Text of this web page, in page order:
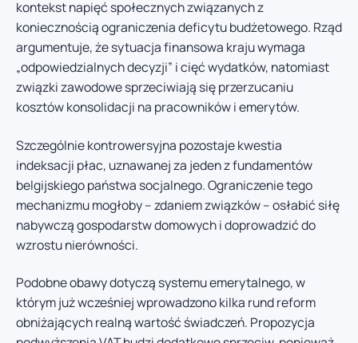
kontekst napięć społecznych związanych z
koniecznością ograniczenia deficytu budżetowego. Rząd
argumentuje, że sytuacja finansowa kraju wymaga
„odpowiedzialnych decyzji” i cięć wydatków, natomiast
związki zawodowe sprzeciwiają się przerzucaniu
kosztów konsolidacji na pracowników i emerytów.
Szczególnie kontrowersyjna pozostaje kwestia
indeksacji płac, uznawanej za jeden z fundamentów
belgijskiego państwa socjalnego. Ograniczenie tego
mechanizmu mogłoby – zdaniem związków – osłabić siłę
nabywczą gospodarstw domowych i doprowadzić do
wzrostu nierówności.
Podobne obawy dotyczą systemu emerytalnego, w
którym już wcześniej wprowadzono kilka rund reform
obniżających realną wartość świadczeń. Propozycja